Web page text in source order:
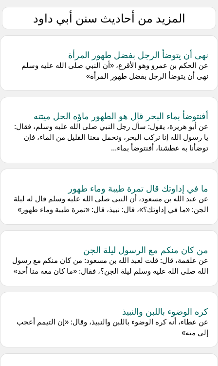
المزيد من أحاديث سنن أبي داود
نهى أن يتوضأ الرجل بفضل طهور المرأة
عن الحكم بن عمرو وهو الأقرع، «أن النبي صلى الله عليه وسلم
نهى أن يتوضأ الرجل بفضل طهور المرأة»
أفنتوضأ بماء البحر قال هو الطهور ماؤه الحل ميتته
عن أبو هريرة، يقول: سأل رجل النبي صلى الله عليه وسلم، فقال:
يا رسول الله إنا نركب البحر، ونحمل معنا القليل من الماء، فإن
توضأنا به عطشنا، أفنتوضأ بماء...
ما في إداوتك قال تمرة طيبة وماء طهور
عن عبد الله بن مسعود، أن النبي صلى الله عليه وسلم قال له ليلة
الجن: «ما في إداوتك؟»، قال: نبيذ، قال: «تمرة طيبة وماء طهور»
من كان منكم مع الرسول ليلة الجن
عن علقمة، قال: قلت لعبد الله بن مسعود: من كان منكم مع رسول
الله صلى الله عليه وسلم ليلة الجن؟، فقال: «ما كان معه منا أحد»
كره الوضوء باللبن والنبيذ
عن عطاء، أنه كره الوضوء باللبن والنبيذ، وقال: «إن التيمم أعجب
إلي منه»